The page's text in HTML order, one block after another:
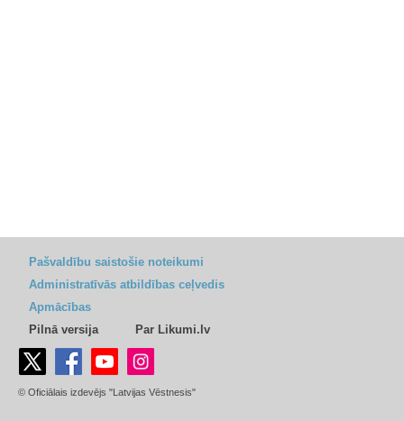
Pašvaldību saistošie noteikumi
Administratīvās atbildības ceļvedis
Apmācības
Pilnā versija
Par Likumi.lv
© Oficiālais izdevējs "Latvijas Vēstnesis"